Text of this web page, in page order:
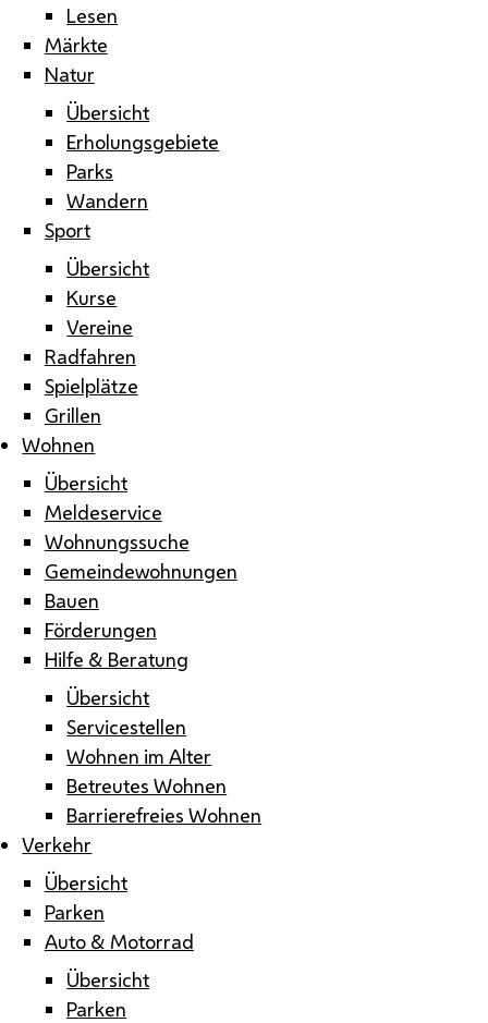
Lesen
Märkte
Natur
Übersicht
Erholungsgebiete
Parks
Wandern
Sport
Übersicht
Kurse
Vereine
Radfahren
Spielplätze
Grillen
Wohnen
Übersicht
Meldeservice
Wohnungssuche
Gemeindewohnungen
Bauen
Förderungen
Hilfe & Beratung
Übersicht
Servicestellen
Wohnen im Alter
Betreutes Wohnen
Barrierefreies Wohnen
Verkehr
Übersicht
Parken
Auto & Motorrad
Übersicht
Parken